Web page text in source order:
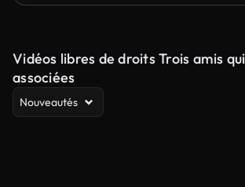
Vidéos libres de droits Trois amis
associées
Nouveautés